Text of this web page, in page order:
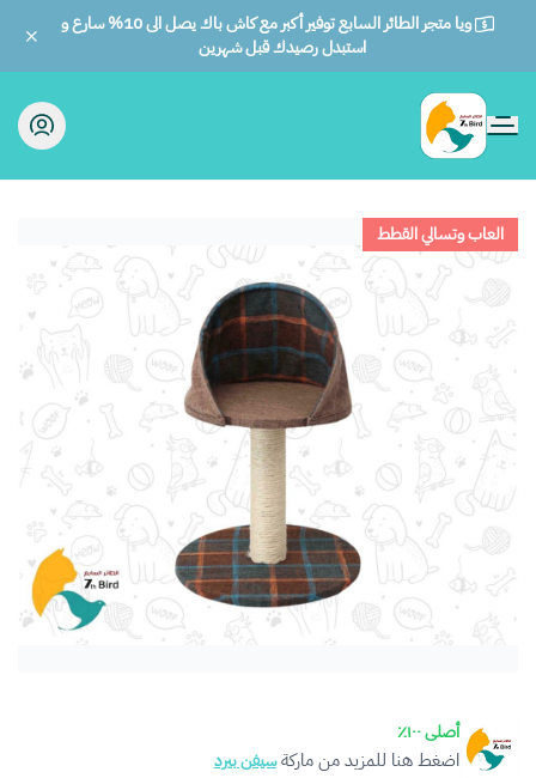
ويا متجر الطائر السابع توفير أكبر مع كاش باك يصل الى 10% سارع و
استبدل رصيدك قبل شهرين
الطائر السابع للحيوانات
العاب وتسالي القطط
أصلى ١٠٠٪
اضغط هنا للمزيد من ماركةسيفن بيرد